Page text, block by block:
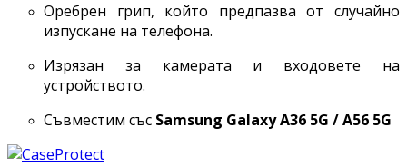
Оребрен грип, който предпазва от случайно
изпускане на телефона.
Изрязан за камерата и входовете на
устройството.
Съвместим със Samsung Galaxy A36 5G / A56 5G